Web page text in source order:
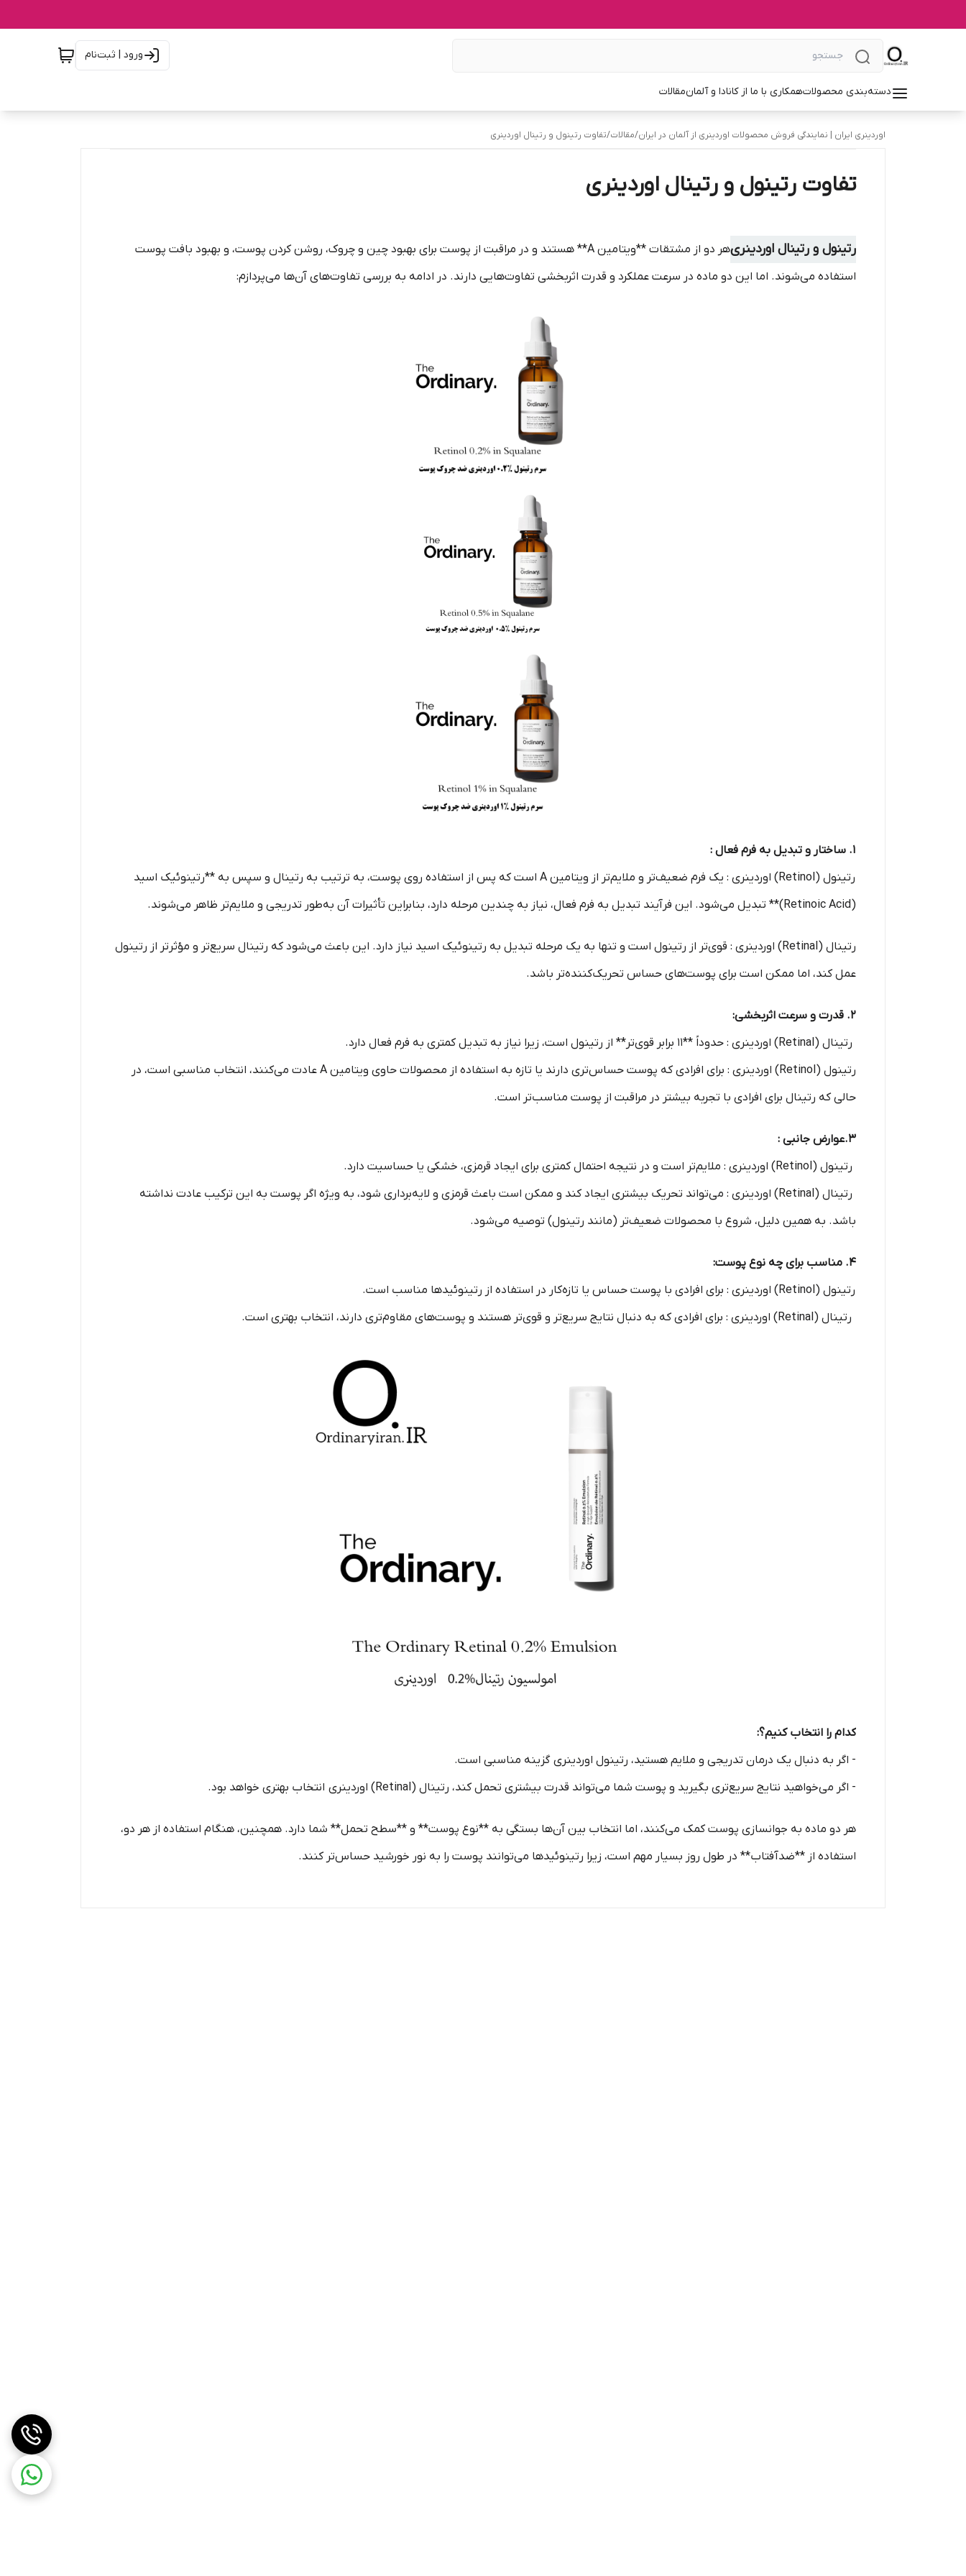
ورود | ثبت‌نام
دسته‌بندی محصولاتهمکاری با ما از کانادا و آلمانمقالات
اوردینری ایران | نمایندگی فروش محصولات اوردینری از آلمان در ایران/مقالات/تفاوت رتینول و رتینال اوردینری
تفاوت رتینول و رتینال اوردینری
رتینول و رتینال اوردینری
هر دو از مشتقات **ویتامین A** هستند و در مراقبت از پوست برای بهبود چین و چروک، روشن کردن پوست، و بهبود بافت پوست
استفاده می‌شوند. اما این دو ماده در سرعت عملکرد و قدرت اثربخشی تفاوت‌هایی دارند. در ادامه به بررسی تفاوت‌های آن‌ها می‌پردازم:
رتینول (Retinol) اوردینری : یک فرم ضعیف‌تر و ملایم‌تر از ویتامین A است که پس از استفاده روی پوست، به ترتیب به رتینال و سپس به **رتینوئیک اسید
(Retinoic Acid)** تبدیل می‌شود. این فرآیند تبدیل به فرم فعال، نیاز به چندین مرحله دارد، بنابراین تأثیرات آن به‌طور تدریجی و ملایم‌تر ظاهر می‌شوند.
رتینال (Retinal) اوردینری : قوی‌تر از رتینول است و تنها به یک مرحله تبدیل به رتینوئیک اسید نیاز دارد. این باعث می‌شود که رتینال سریع‌تر و مؤثرتر از رتینول
عمل کند، اما ممکن است برای پوست‌های حساس تحریک‌کننده‌تر باشد.
2. قدرت و سرعت اثربخشی:
رتینال (Retinal) اوردینری : حدوداً **11 برابر قوی‌تر** از رتینول است، زیرا نیاز به تبدیل کمتری به فرم فعال دارد.
رتینول (Retinol) اوردینری : برای افرادی که پوست حساس‌تری دارند یا تازه به استفاده از محصولات حاوی ویتامین A عادت می‌کنند، انتخاب مناسبی است، در
حالی که رتینال برای افرادی با تجربه بیشتر در مراقبت از پوست مناسب‌تر است.
3.عوارض جانبی :
رتینول (Retinol) اوردینری : ملایم‌تر است و در نتیجه احتمال کمتری برای ایجاد قرمزی، خشکی یا حساسیت دارد.
رتینال (Retinal) اوردینری : می‌تواند تحریک بیشتری ایجاد کند و ممکن است باعث قرمزی و لایه‌برداری شود، به ویژه اگر پوست به این ترکیب عادت نداشته
باشد. به همین دلیل، شروع با محصولات ضعیف‌تر (مانند رتینول) توصیه می‌شود.
4. مناسب برای چه نوع پوست:
رتینول (Retinol) اوردینری : برای افرادی با پوست حساس یا تازه‌کار در استفاده از رتینوئیدها مناسب است.
رتینال (Retinal) اوردینری : برای افرادی که به دنبال نتایج سریع‌تر و قوی‌تر هستند و پوست‌های مقاوم‌تری دارند، انتخاب بهتری است.
کدام را انتخاب کنیم؟:
- اگر به دنبال یک درمان تدریجی و ملایم هستید، رتینول اوردینری گزینه مناسبی است.
- اگر می‌خواهید نتایج سریع‌تری بگیرید و پوست شما می‌تواند قدرت بیشتری تحمل کند، رتینال (Retinal) اوردینری انتخاب بهتری خواهد بود.
هر دو ماده به جوانسازی پوست کمک می‌کنند، اما انتخاب بین آن‌ها بستگی به **نوع پوست** و **سطح تحمل** شما دارد. همچنین، هنگام استفاده از هر دو،
استفاده از **ضدآفتاب** در طول روز بسیار مهم است، زیرا رتینوئیدها می‌توانند پوست را به نور خورشید حساس‌تر کنند.